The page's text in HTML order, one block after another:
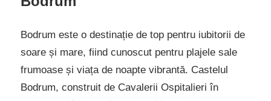
Bodrum este o destinație de top pentru iubitorii de
soare și mare, fiind cunoscut pentru plajele sale
frumoase și viața de noapte vibrantă. Castelul
Bodrum, construit de Cavalerii Ospitalieri în